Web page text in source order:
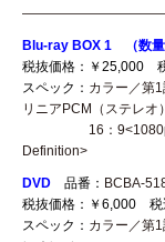
Blu-ray BOX 1 （数量
税抜価格：￥25,000
スペック： カラー／第
リニアPCM（ステレオ
16：9<1080p
Definition>
DVD 品番： BCBA-
税抜価格：￥6,000 税
スペック： カラー／第